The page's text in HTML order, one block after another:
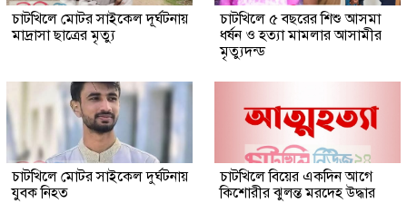
চাটখিলে মোটর সাইকেল দূর্ঘটনায়
মাদ্রাসা ছাত্রের মৃত্যু
চাটখিলে ৫ বছরের শিশু আসমা
ধর্ষন ও হত্যা মামলার আসামীর
মৃত্যুদন্ড
চাটখিলে মোটর সাইকেল দুর্ঘটনায়
যুবক নিহত
চাটখিলে বিয়ের একদিন আগে
কিশোরীর ঝুলন্ত মরদেহ উদ্ধার